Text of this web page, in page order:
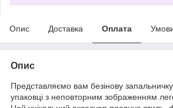
Опис Доставка Оплата
Опис
Представляємо вам безінову
упаковці з неповторним зображенням